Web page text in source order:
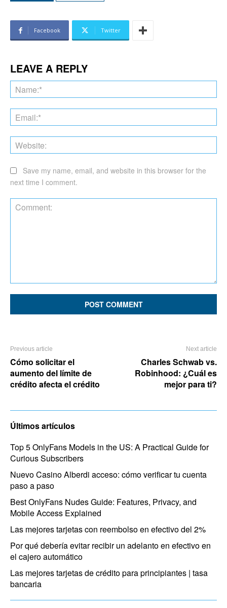
Facebook Twitter
LEAVE A REPLY
Save my name, email, and website in this browser for the
next time I comment.
Previous article
Cómo solicitar el
aumento del límite de
crédito afecta el crédito
Next article
Charles Schwab vs.
Robinhood: ¿Cuál es
mejor para ti?
Últimos artículos
Top 5 OnlyFans Models in the US: A Practical Guide for
Curious Subscribers
Nuevo Casino Alberdi acceso: cómo verificar tu cuenta
paso a paso
Best OnlyFans Nudes Guide: Features, Privacy, and
Mobile Access Explained
Las mejores tarjetas con reembolso en efectivo del 2%
Por qué debería evitar recibir un adelanto en efectivo en
el cajero automático
Las mejores tarjetas de crédito para principiantes | tasa
bancaria